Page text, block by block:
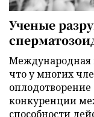
Ученые
Международная
что у многих
оплодотворение
конкуренции
способности